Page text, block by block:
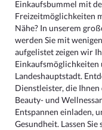
Einkaufsbummel mit
Freizeitmöglichkeiten
Nähe? In unserem
werden Sie mit
aufgelistet zeigen wir
Einkaufsmöglichkeiten
Landeshauptstadt.
Dienstleister, die Ihnen
Beauty- und
Entspannen einladen,
Gesundheit. Lassen